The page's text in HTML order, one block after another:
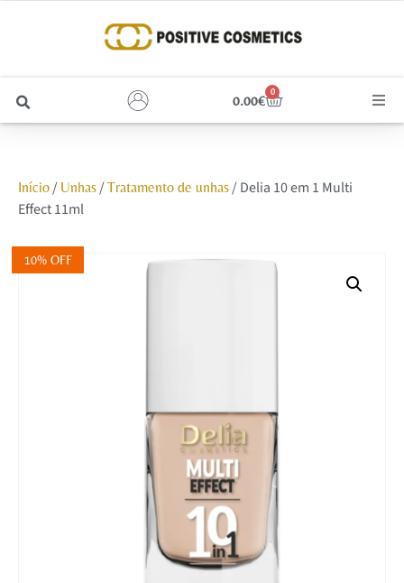
0.00€
0
Unhas
Início/ Unhas/ Tratamento de unhas/ Delia 10 em 1 Multi
Effect 11ml
10% OFF